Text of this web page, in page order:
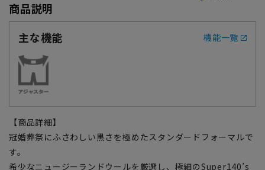
商品説明
主な機能
機能一覧
【商品詳細】
冠婚葬祭にふさわしい黒さを極めたスタンダードフォーマルで
す。
希少なニュージーランドウールを厳選し、極細のSuper140’s